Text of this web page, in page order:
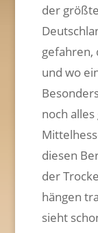
der
gefahren,
und wo
noch
diesen
der
hängen
sieht